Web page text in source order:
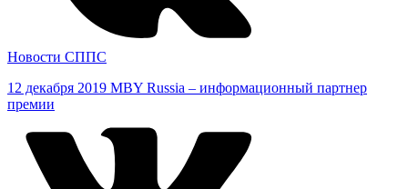
Новости СППС
12 декабря 2019 MBY Russia – информационный партнер
премии